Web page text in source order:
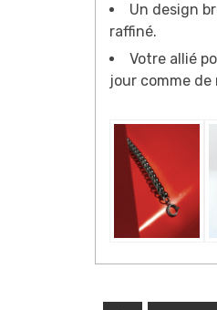
Un design
raffiné.
Votre allié
jour comme de